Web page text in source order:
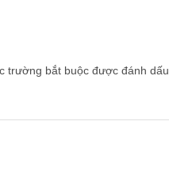
trường bắt buộc được đánh dấu